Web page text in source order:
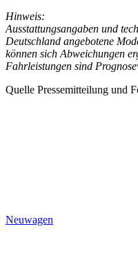
Hinweis:
Ausstattungsangaben und
Deutschland angebotene
kön­nen sich Abweichungen
Fahrleistungen sind
Quelle Pressemitteilung und
Neuwagen